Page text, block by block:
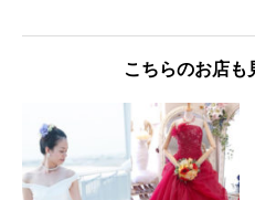
ゲ
ョ
ン
こちらのお店も